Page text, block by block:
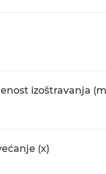
izoštravanja
(x)